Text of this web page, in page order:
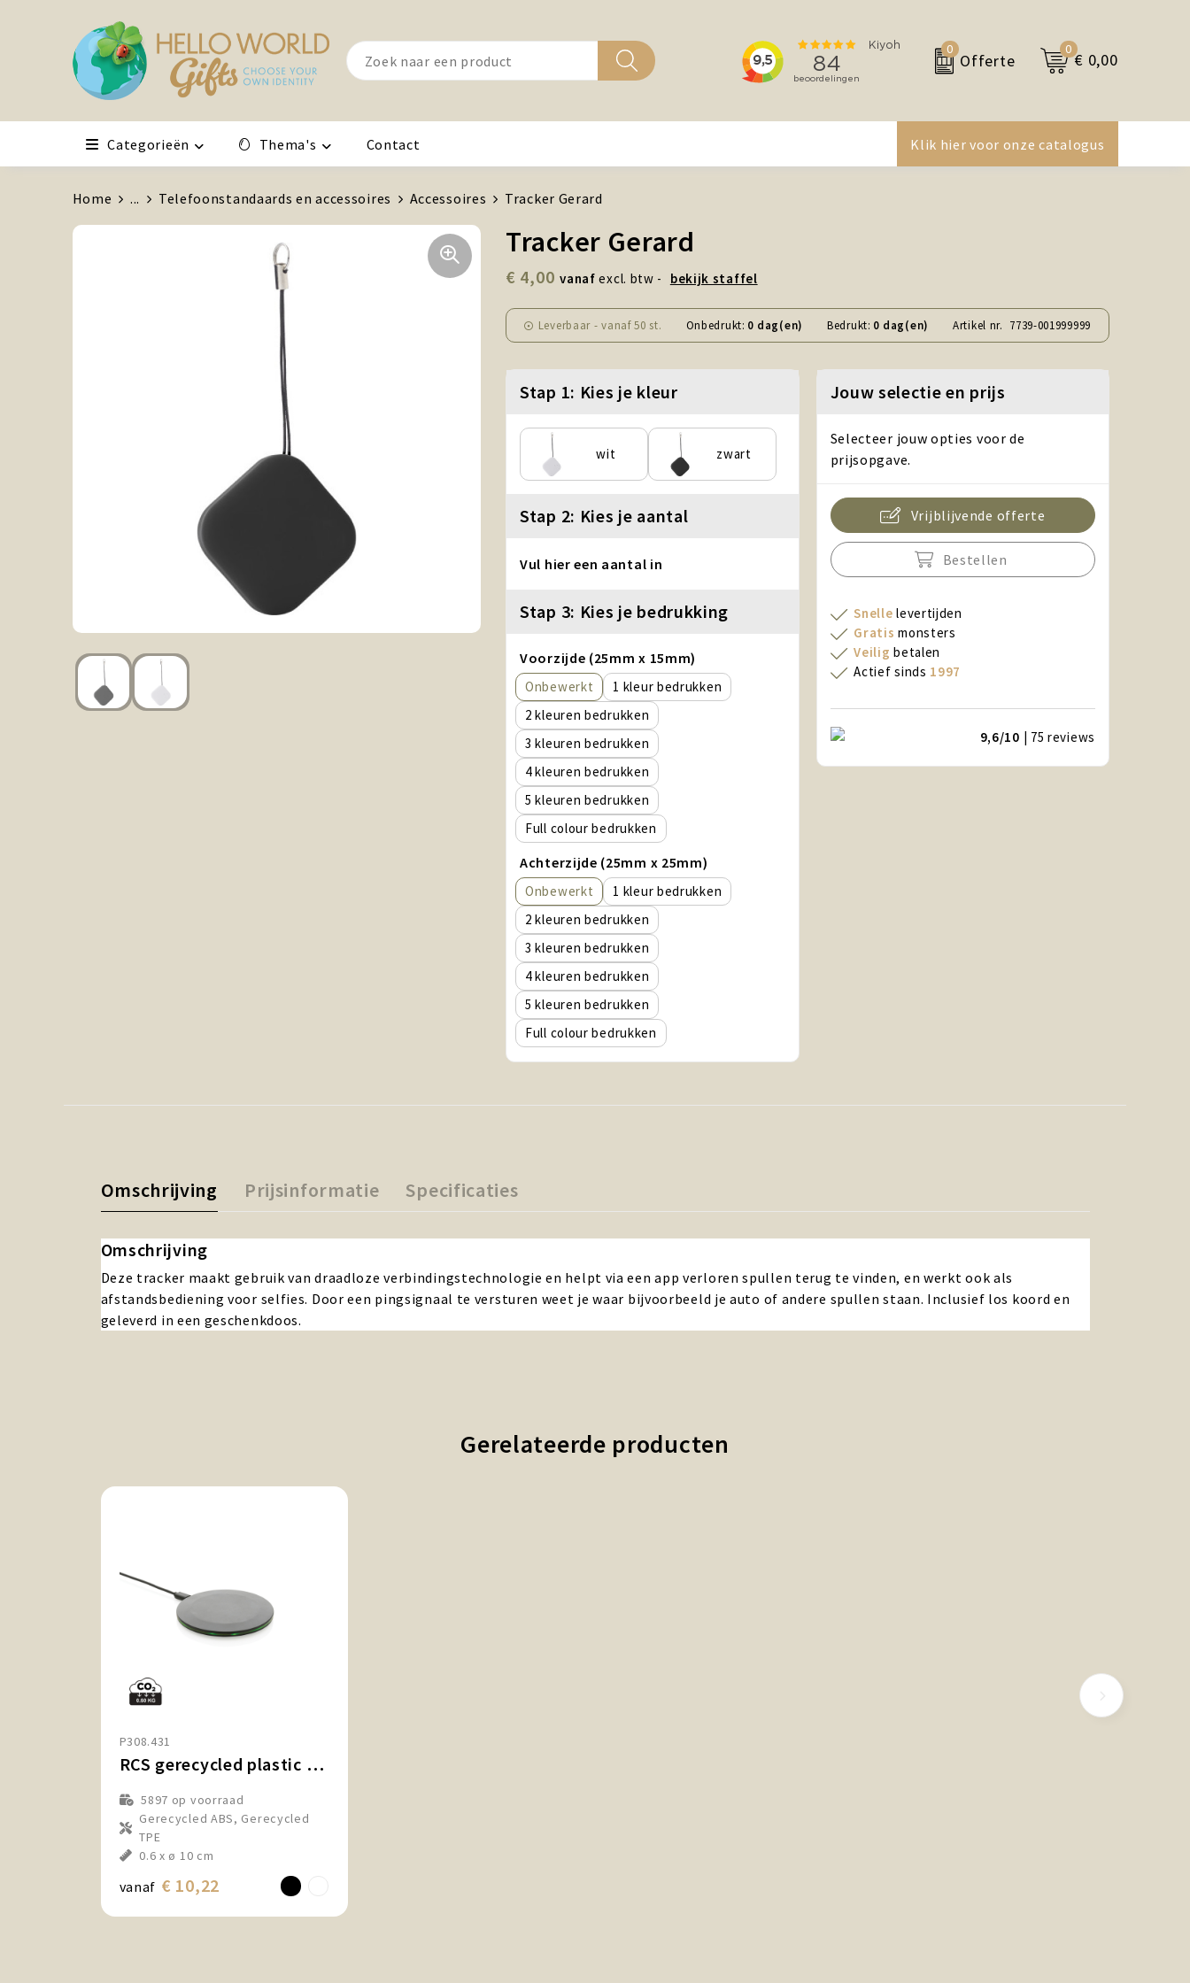
0
Offerte
0
€ 0,00
Categorieën Thema's Contact Klik hier voor onze catalogus
Home ... Telefoonstandaards en accessoires Accessoires Tracker Gerard
Tracker Gerard
€ 4,00 vanaf excl. btw - bekijk staffel
Leverbaar -vanaf50 st. Onbedrukt: 0 dag(en) Bedrukt: 0 dag(en) Artikel nr. 7739-001999999
Stap 1: Kies je kleur
wit zwart
Stap 2: Kies je aantal
Vul hier een aantal in
Stap 3: Kies je bedrukking
Voorzijde (25mm x 15mm)
Onbewerkt
1
2
3
4
5
Full colour
Achterzijde (25mm x 25mm)
Onbewerkt
1
2
3
4
5
Full colour
Jouw selectie en prijs
Selecteer jouw opties voor de
prijsopgave.
Vrijblijvende offerte
Bestellen
Snelle levertijden
Gratis monsters
Veilig betalen
Actief sinds 1997
9,6/10 | 75reviews
Omschrijving Prijsinformatie Specificaties
Omschrijving
Deze tracker maakt gebruik van draadloze verbindingstechnologie en helpt via een app verloren spullen terug te vinden, en werkt ook als
afstandsbediening voor selfies. Door een pingsignaal te versturen weet je waar bijvoorbeeld je auto of andere spullen staan. Inclusief los koord en
geleverd in een geschenkdoos.
Gerelateerde producten
P308.431
RCS gerecycled plastic 15W draadloze snellader
5897 op voorraad
Gerecycled ABS, Gerecycled
TPE
0.6 x ø 10 cm
vanaf € 10,22